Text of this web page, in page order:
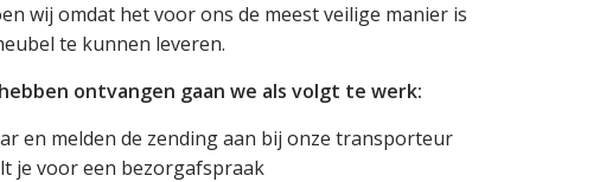
wij omdat het voor ons de meest veilige manier is
te kunnen leveren.
ontvangen gaan we als volgt te werk:
en melden de zending aan bij onze transporteur
je voor een bezorgafspraak